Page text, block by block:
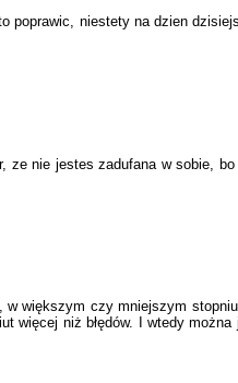
poprawic, niestety na dzien
ze nie jestes zadufana w sobie,
większym czy mniejszym
niż błędów. I wtedy